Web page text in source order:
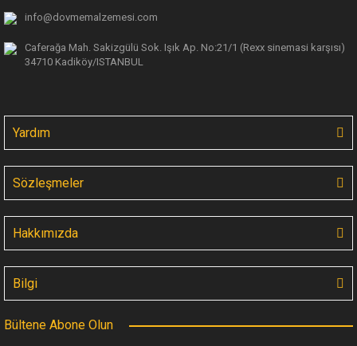
info@dovmemalzemesi.com
Caferağa Mah. Sakizgülü Sok. Işık Ap. No:21/1 (Rexx sinemasi karşısı)
34710 Kadiköy/ISTANBUL
Yardım
Sözleşmeler
Hakkımızda
Bilgi
Bültene Abone Olun